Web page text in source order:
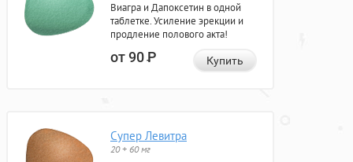
Виагра и Дапоксетин в одной
таблетке. Усиление эрекции и
продление полового акта!
от 90Р Купить
Супер Левитра
20 + 60 мг